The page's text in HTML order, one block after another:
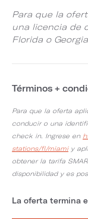
Para que la
una licencia de
Florida o
Términos +
Para que la oferta
conducir o una
check in. Ingrese en
stations/fl/miamiy
obtener la tarifa
disponibilidad y es
La oferta termina